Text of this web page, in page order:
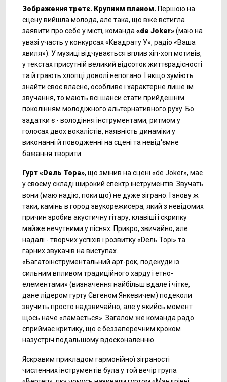
Зображення третє. Крупним планом. Першою на
сцену вийшла молода, але така, що вже встигла
заявити про себе у місті, команда «de Joker»(маю на
увазі участь у конкурсах «Квадрату У», радіо «Ваша
хвиля»). У музиці відчувається вплив хіп-хоп мотивів,
у текстах присутній великий відсоток життєрадісності
та й грають хлопці доволі непогано. І якщо зуміють
знайти своє власне, особливе і характерне лише їм
звучання, то мають всі шанси стати прийдешнім
поколінням молодіжного альтернативного руху. Бо
задатки є - володіння інструментами, ритмом у
голосах двох вокалістів, наявність динаміки у
виконанні й поводженні на сцені та невід'ємне
бажання творити.
Гурт «Dель Тора», що змінив на сцені «de Joker», має
у своєму складі широкий спектр інструментів. Звучать
вони (маю надію, поки що) не дуже зіграно. І знову ж
таки, камінь в город звукорежисера, який з невідомих
причин зробив акустичну гітару, клавіші і скрипку
майже нечутними у піснях. Прикро, звичайно, але
надалі - творчих успіхів і розвитку «Dель Торі» та
гарних звукачів на виступах.
«Багатоінструментальний арт-рок, подекуди із
сильним впливом традиційного харду і етно-
елементами» (визначення найбільш вдале і чітке,
дане лідером гурту Євгеном Янкевичем) подеколи
звучить просто надзвичайно, але у якийсь момент
щось наче «ламається». Загалом же команда радо
сприймає критику, що є беззаперечним кроком
назустріч подальшому вдосконаленню.
Яскравим прикладом гармонійної зіграності
численних інструментів була у той вечір група